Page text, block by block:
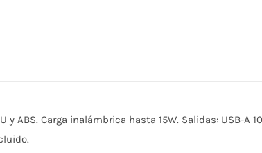
Carga inalámbrica hasta 15W. Salidas: USB-A